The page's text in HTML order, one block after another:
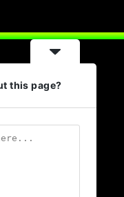
this page?